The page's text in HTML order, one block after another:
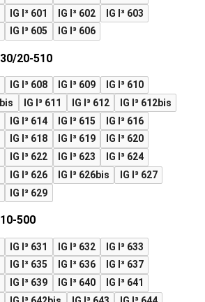
IG I³ 601 IG I³ 602
IG I³ 603
IG I³ 605 IG I³ 606
20-510
IG I³ 608 IG I³ 609
IG I³ 610
IG I³ 611 IG I³ 612
IG I³ 612bis
IG I³ 614 IG I³ 615
IG I³ 616
IG I³ 618 IG I³ 619
IG I³ 620
IG I³ 622 IG I³ 623
IG I³ 624
IG I³ 626 IG I³ 626bis
IG I³ 627
IG I³ 629
500
IG I³ 631 IG I³ 632
IG I³ 633
IG I³ 635 IG I³ 636
IG I³ 637
IG I³ 639 IG I³ 640
IG I³ 641